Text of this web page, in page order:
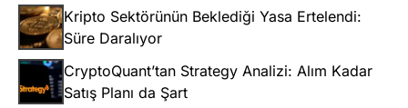
Kripto Sektörünün Beklediği Yasa Ertelendi:
Süre Daralıyor
CryptoQuant’tan Strategy Analizi: Alım Kadar
Satış Planı da Şart